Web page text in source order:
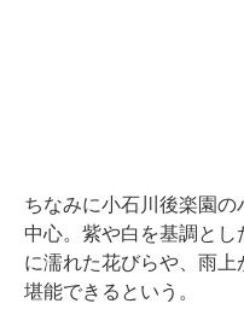
ちなみに小石川後楽園
中心。紫や白を基調と
に濡れた花びらや、雨
堪能できるという。